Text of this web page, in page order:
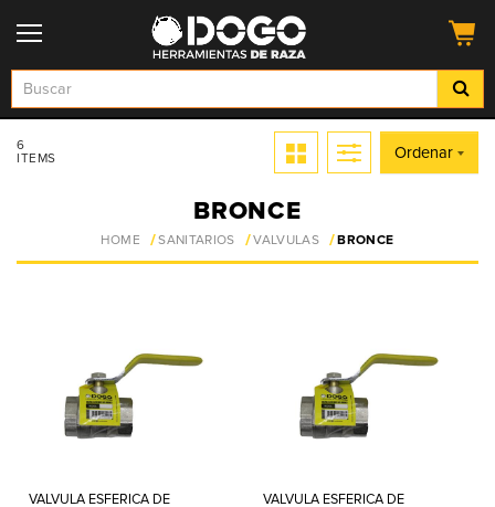
BRONCE
HOME SANITARIOS VALVULAS BRONCE
6
ITEMS
Ordenar
VALVULA ESFERICA DE
VALVULA ESFERICA DE